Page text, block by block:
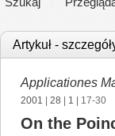
Artykuł -
Applicationes
2001 28 1 | 17-30
On the